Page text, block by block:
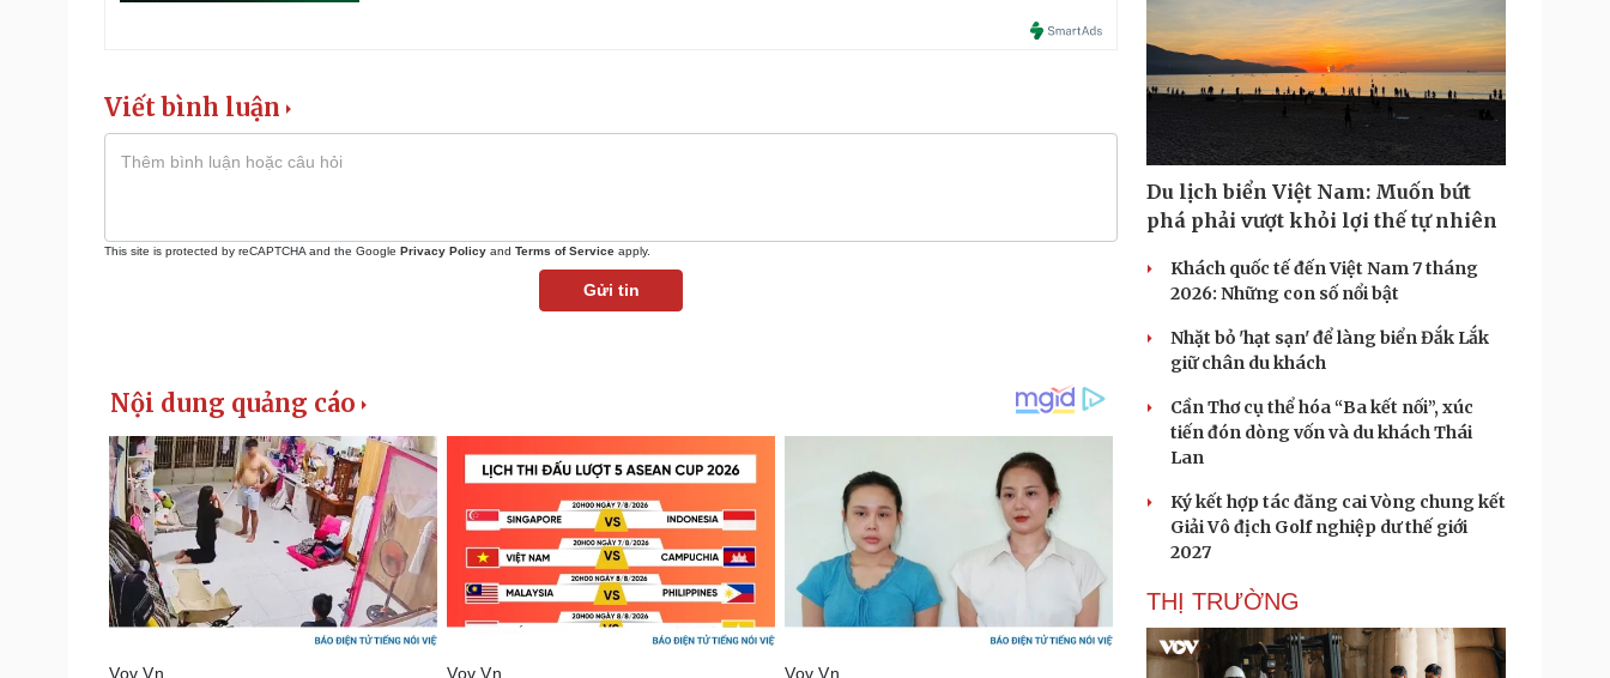
Viết bình luận
This site is protected by reCAPTCHA and the Google Privacy Policy and Terms of Service apply.
Gửi tin
Du lịch biển Việt Nam: Muốn bứt
phá phải vượt khỏi lợi thế tự nhiên
Khách quốc tế đến Việt Nam 7 tháng
2026: Những con số nổi bật
Nhặt bỏ 'hạt sạn' để làng biển Đắk Lắk
giữ chân du khách
Cần Thơ cụ thể hóa “Ba kết nối”, xúc
tiến đón dòng vốn và du khách Thái
Lan
Ký kết hợp tác đăng cai Vòng chung kết
Giải Vô địch Golf nghiệp dư thế giới
2027
THỊ TRƯỜNG